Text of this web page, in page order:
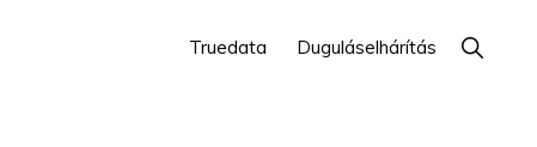
Truedata Duguláselhárítás Show
Search